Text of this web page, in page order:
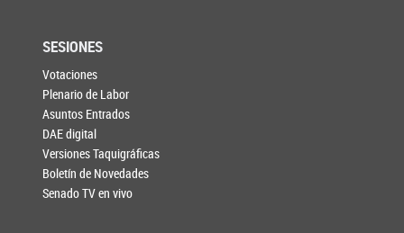
SESIONES
Votaciones
Plenario de Labor
Asuntos Entrados
DAE digital
Versiones Taquigráficas
Boletín de Novedades
Senado TV en vivo